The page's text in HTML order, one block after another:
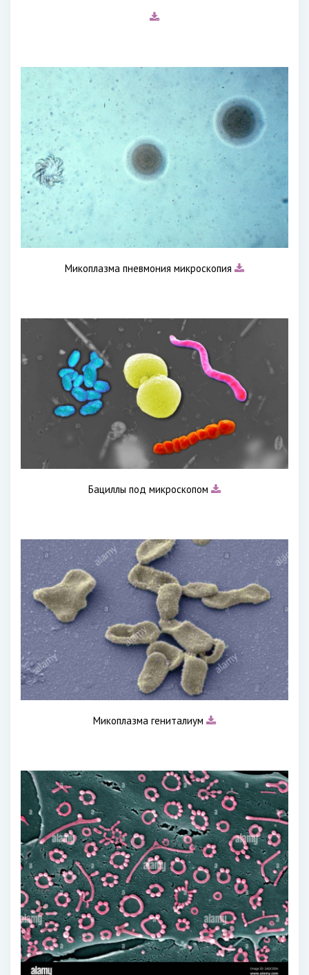
Микоплазма пневмония микроскопия
Бациллы под микроскопом
Микоплазма гениталиум